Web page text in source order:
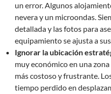
un error. Algunos
nevera y un microondas.
detallada y las fotos para
equipamiento se ajusta a
Ignorar la ubicación
muy económico en una
más costoso y frustrante.
tiempo perdido en